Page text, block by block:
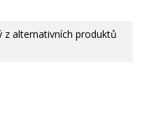
z alternativních produktů